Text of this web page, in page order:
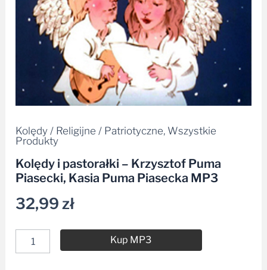
Kolędy / Religijne / Patriotyczne, Wszystkie
Produkty
Kolędy i pastorałki – Krzysztof Puma
Piasecki, Kasia Puma Piasecka MP3
32,99zł
MP3
Kup MP3